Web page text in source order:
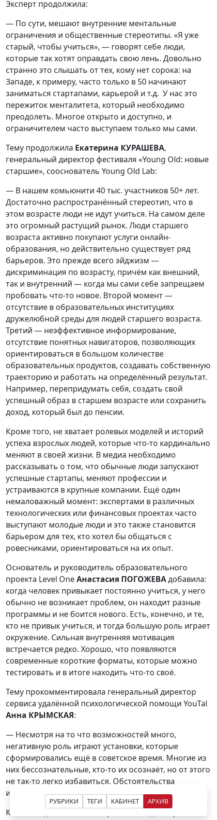
РУБРИКИ ТЕГИ КАБИНЕТ АРХИВ
Эксперт продолжила:
— По сути, мешают внутренние ментальные
ограничения и общественные стереотипы. «Я уже
старый, чтобы учиться», — говорят себе люди,
которые так хотят оправдать свою лень. Довольно
странно это слышать от тех, кому нет сорока: на
Западе, к примеру, часто только в 50 начинают
заниматься стартапами, карьерой и т.д. У нас это
пережиток менталитета, который необходимо
преодолеть. Многое открыто и доступно, и
ограничителем часто выступаем только мы сами.
Тему продолжила Екатерина КУРАШЕВА,
генеральный директор фестиваля «Young Old: новые
старшие», сооснователь Young Old Lab:
— В нашем комьюнити 40 тыс. участников 50+ лет.
Достаточно распространённый стереотип, что в
этом возрасте люди не идут учиться. На самом деле
это огромный растущий рынок. Люди старшего
возраста активно покупают услуги онлайн-
образования, но действительно существует ряд
барьеров. Это прежде всего эйджизм —
дискриминация по возрасту, причём как внешний,
так и внутренний — когда мы сами себе запрещаем
пробовать что-то новое. Второй момент —
отсутствие в образовательных институциях
дружелюбной среды для людей старшего возраста.
Третий — неэффективное информирование,
отсутствие понятных навигаторов, позволяющих
ориентироваться в большом количестве
образовательных продуктов, создавать собственную
траекторию и работать на определённый результат.
Например, перепридумать себя, создать свой
успешный образ в старшем возрасте или сохранить
доход, который был до пенсии.
Кроме того, не хватает ролевых моделей и историй
успеха взрослых людей, которые что-то кардинально
меняют в своей жизни. В медиа необходимо
рассказывать о том, что обычные люди запускают
успешные стартапы, меняют профессии и
устраиваются в крупные компании. Ещё один
немаловажный момент: экспертами в различных
технологических или финансовых проектах часто
выступают молодые люди и это также становится
барьером для тех, кто хотел бы общаться с
ровесниками, ориентироваться на их опыт.
Основатель и руководитель образовательного
проекта Level OneАнастасия ПОГОЖЕВАдобавила:
когда человек привыкает постоянно учиться, у него
обычно не возникает проблем, он находит разные
программы и не боится нового. Есть, конечно, и те,
кто не привык учиться, и тогда большую роль играет
окружение. Сильная внутренняя мотивация
встречается редко. Хорошо, что появляются
современные короткие форматы, которые можно
тестировать и в итоге находить что-то своё.
Тему прокомментировала генеральный директор
сервиса удалённой психологической помощи YouTal
Анна КРЫМСКАЯ:
— Несмотря на то что возможностей много,
негативную роль играют установки, которые
сформировались ещё в советское время. Многие из
них бессознательные, кто-то их осознаёт, но от этого
не так-то легко избавиться. Обстоятельства
изменились, и психика не успевает адаптироваться.
Каким же должно стать образование для взрослых,